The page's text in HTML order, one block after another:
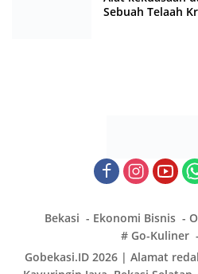
Sebuah Telaah
Bekasi Ekonomi Bisnis
# Go-Kuliner
Gobekasi.ID 2026 | Alamat